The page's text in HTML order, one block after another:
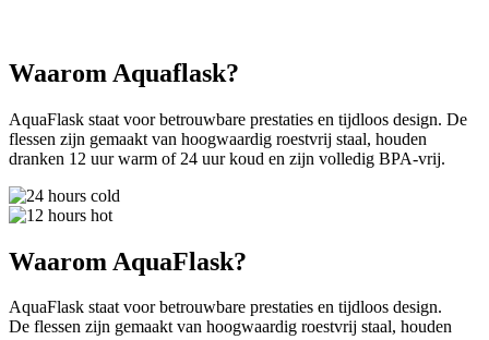
Waarom Aquaflask?
AquaFlask staat voor betrouwbare prestaties en tijdloos design. De
flessen zijn gemaakt van hoogwaardig roestvrij staal, houden
dranken 12 uur warm of 24 uur koud en zijn volledig BPA-vrij.
Waarom AquaFlask?
AquaFlask staat voor betrouwbare prestaties en tijdloos design.
De flessen zijn gemaakt van hoogwaardig roestvrij staal, houden